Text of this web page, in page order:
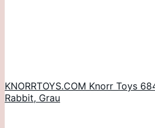
KNORRTOYS.COM Knorr Toys
Rabbit, Grau